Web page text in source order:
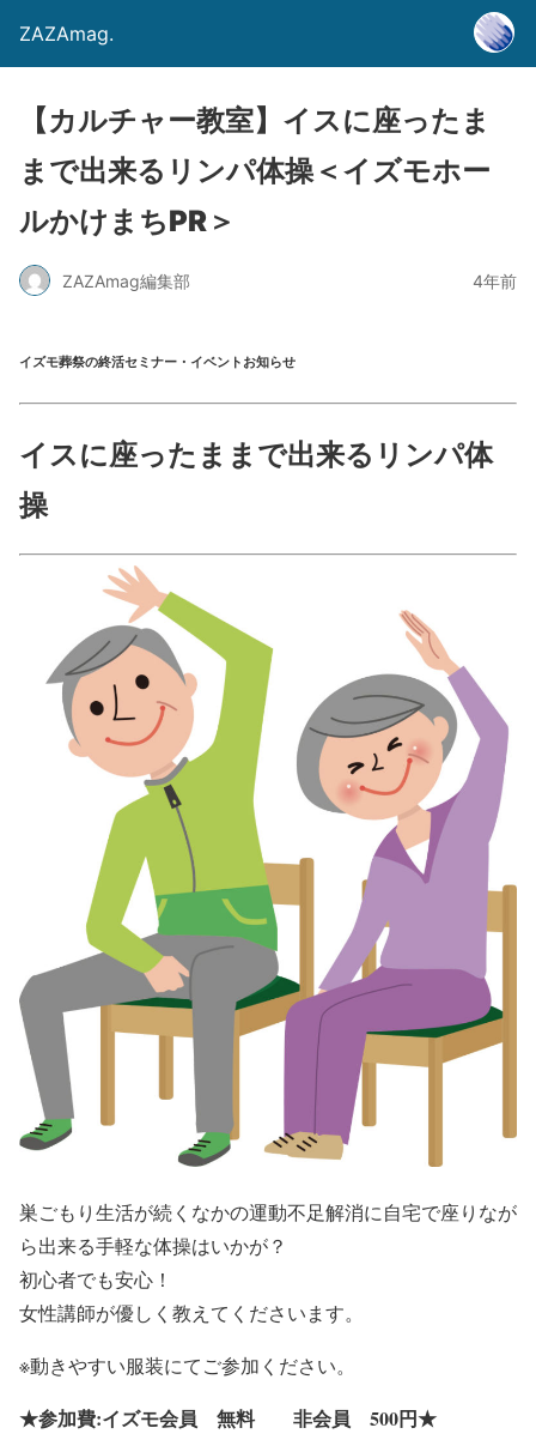
ZAZAmag.
【カルチャー教室】イスに座ったま
まで出来るリンパ体操＜イズモホー
ルかけまちPR＞
ZAZAmag編集部 4年前
イズモ葬祭の終活セミナー・イベントお知らせ
イスに座ったままで出来るリンパ体
操
巣ごもり生活が続くなかの運動不足解消に自宅で座りなが
ら出来る手軽な体操はいかが？
初心者でも安心！
女性講師が優しく教えてくださいます。
※動きやすい服装にてご参加ください。
★参加費:イズモ会員 無料 非会員 500円★